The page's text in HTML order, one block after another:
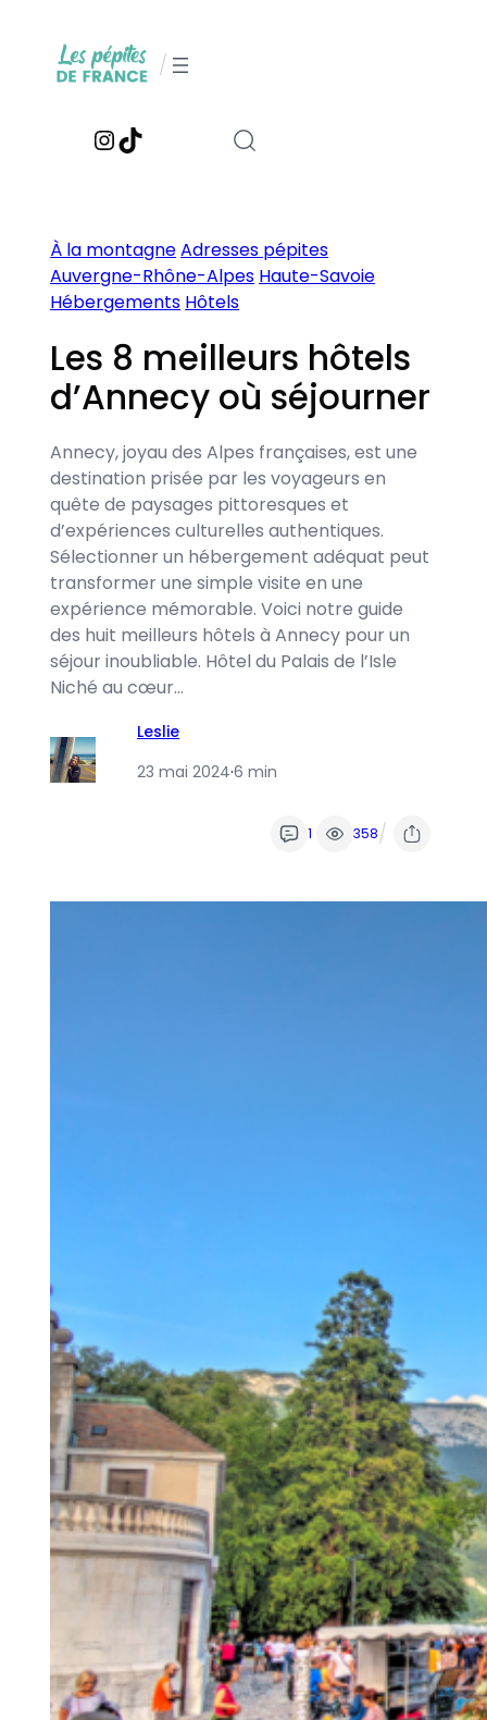
contenu
/
Instagram
TikTok
À la montagneAdresses pépites
Auvergne-Rhône-Alpes Haute-Savoie
Hébergements Hôtels
Les 8 meilleurs hôtels
d’Annecy où séjourner
Annecy, joyau des Alpes françaises, est une
destination prisée par les voyageurs en
quête de paysages pittoresques et
d’expériences culturelles authentiques.
Sélectionner un hébergement adéquat peut
transformer une simple visite en une
expérience mémorable. Voici notre guide
des huit meilleurs hôtels à Annecy pour un
séjour inoubliable. Hôtel du Palais de l’Isle
Niché au cœur…
Leslie
23 mai 2024·6 min
1 358/